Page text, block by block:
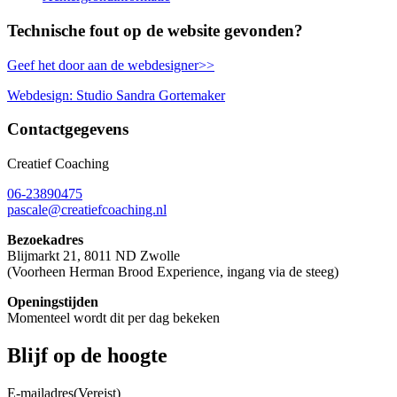
Technische fout op de website gevonden?
Geef het door aan de webdesigner>>
Webdesign: Studio Sandra Gortemaker
Contactgegevens
Creatief Coaching
06-23890475
pascale@creatiefcoaching.nl
Bezoekadres
Blijmarkt 21, 8011 ND Zwolle
(Voorheen Herman Brood Experience, ingang via de steeg)
Openingstijden
Momenteel wordt dit per dag bekeken
Blijf op de hoogte
E-mailadres(Vereist)